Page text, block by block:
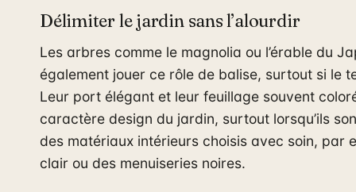
Délimiter le jardin sans l’alourdir
Les arbres comme le magnolia ou l’érable du
également jouer ce rôle de balise, surtout si le
Leur port élégant et leur feuillage souvent
caractère design du jardin, surtout lorsqu’ils
des matériaux intérieurs choisis avec soin, par
clair ou des menuiseries noires.